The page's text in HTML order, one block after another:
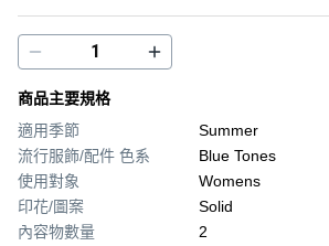
商品主要規格
適用季節
Summer
流行服飾/配件 色系
Blue Tones
使用對象
Womens
印花/圖案
Solid
內容物數量
2